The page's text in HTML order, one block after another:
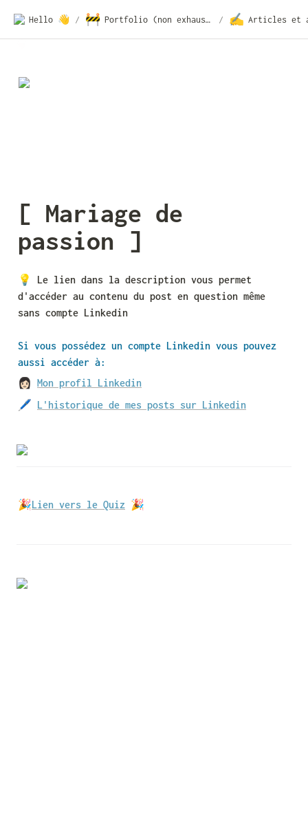
Hello 👋 / 🚧 Portfolio (non exhaustif) / ✍️
[ Mariage de
passion ]
💡 Le lien dans la description vous permet
d'accéder au contenu du post en question même
sans compte Linkedin
Si vous possédez un compte Linkedin vous pouvez
aussi accéder à:
👩🏻 Mon profil Linkedin
🖊 L'historique de mes posts sur Linkedin
🎉Lien vers le Quiz 🎉